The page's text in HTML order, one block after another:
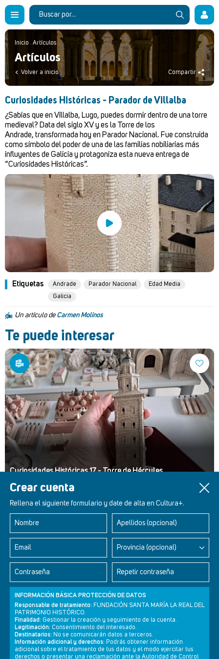
Crear cuenta
Rellena el siguiente formulario y date de alta en Cultura+.
Nombre Apellidos (opcional)
Email Provincia (opcional)
Contraseña Repetir contraseña
INFORMACIÓN BÁSICA PROTECCIÓN DE DATOS
Responsable de tratamiento: FUNDACIÓN SANTA MARÍA LA REAL DEL
PATRIMONIO HISTÓRICO.
Finalidad: Gestionar la creación y seguimiento de la cuenta.
Legitimación: Consentimiento del interesado.
Destinatarios: No se comunicarán datos a terceros.
Información adicional y derechos: Podrás obtener información
adicional sobre el tratamiento de tus datos y el modo ejercitar tus
derechos o presentar una reclamación ante la Autoridad de Control
Inicio . Artículos
Artículos
Volver a inicio Compartir
Curiosidades Históricas - Parador de Villalba
¿Sabías que en Villalba, Lugo, puedes dormir dentro de una torre
medieval? Data del siglo XV y es la Torre de los
Andrade, transformada hoy en Parador Nacional. Fue construida
como símbolo del poder de una de las familias nobiliarias más
influyentes de Galicia y protagoniza esta nueva entrega de
“Curiosidades Históricas”.
Etiquetas Andrade Parador Nacional
Edad Media
Galicia
Un artículo de Carmen Molinos
Te puede interesar
Curiosidades Históricas 17 - Torre de Hércules
Retablos Renacentistas Este de León